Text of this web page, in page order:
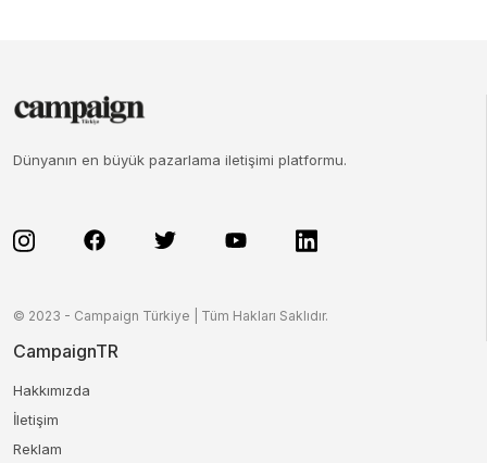
Dünyanın en büyük pazarlama iletişimi platformu.
© 2023 - Campaign Türkiye | Tüm Hakları Saklıdır.
CampaignTR
Hakkımızda
İletişim
Reklam